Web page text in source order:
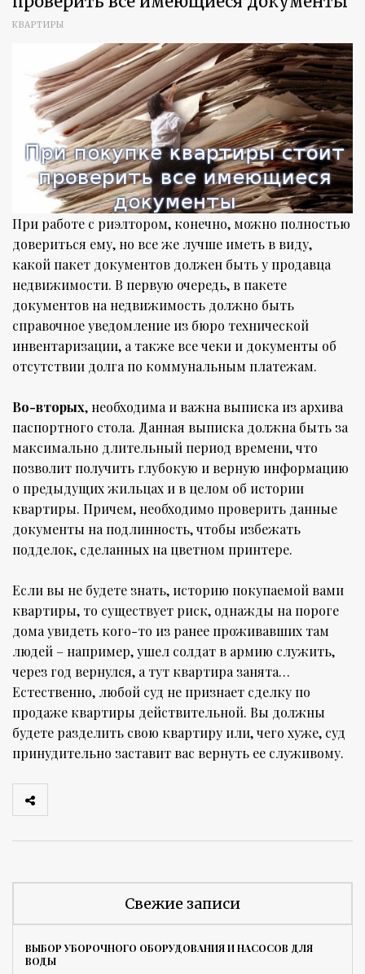
КВАРТИРЫ
При работе с риэлтором, конечно, можно полностью
довериться ему, но все же лучше иметь в виду,
какой пакет документов должен быть у продавца
недвижимости. В первую очередь, в пакете
документов на недвижимость должно быть
справочное уведомление из бюро технической
инвентаризации, а также все чеки и документы об
отсутствии долга по коммунальным платежам.
Во-вторых, необходима и важна выписка из архива
паспортного стола. Данная выписка должна быть за
максимально длительный период времени, что
позволит получить глубокую и верную информацию
о предыдущих жильцах и в целом об истории
квартиры. Причем, необходимо проверить данные
документы на подлинность, чтобы избежать
подделок, сделанных на цветном принтере.
Если вы не будете знать, историю покупаемой вами
квартиры, то существует риск, однажды на пороге
дома увидеть кого-то из ранее проживавших там
людей – например, ушел солдат в армию служить,
через год вернулся, а тут квартира занята…
Естественно, любой суд не признает сделку по
продаже квартиры действительной. Вы должны
будете разделить свою квартиру или, чего хуже, суд
принудительно заставит вас вернуть ее служивому.
Свежие записи
ВЫБОР УБОРОЧНОГО ОБОРУДОВАНИЯ И НАСОСОВ ДЛЯ
ВОДЫ